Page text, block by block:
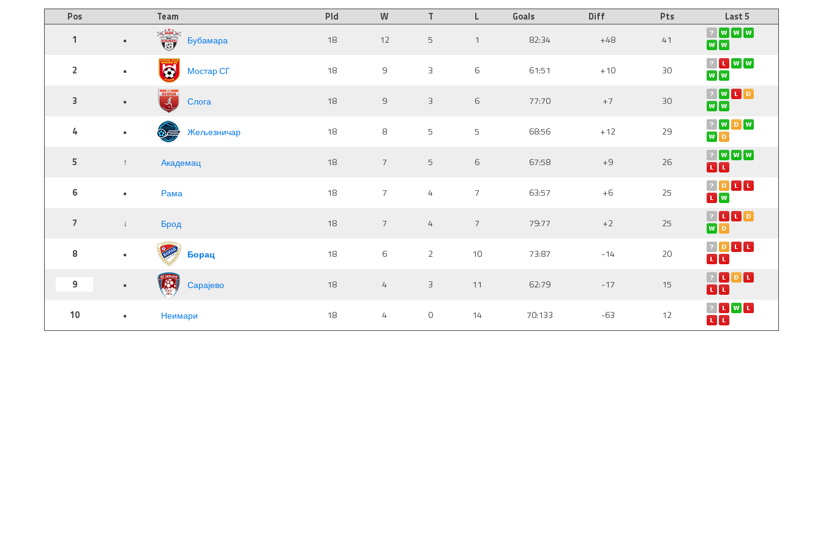
Pos Team Pld W T L Goals Diff Pts
Last 5
1
• Бубамара 18 12 5 1 82:34 +48 41
2 • Мостар СГ 18 9 3 6 61:51 +10 30
3 • Слога 18 9 3 6 77:70 +7 30
4 • Жељезничар 18 8 5 5 68:56 +12 29
5 ↑ Академац 18 7 5 6 67:58 +9 26
6 • Рама 18 7 4 7 63:57 +6 25
7 ↓ Брод 18 7 4 7 79:77 +2 25
8 • Борац 18 6 2 10 73:87 -14 20
9 • Сарајево 18 4 3 11 62:79 -17 15
10 • Неимари 18 4 0 14 70:133 -63 12